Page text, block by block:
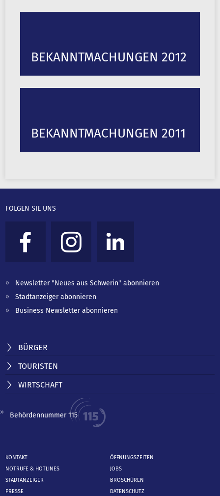
BEKANNTMACHUNGEN 2012
BEKANNTMACHUNGEN 2011
FOLGEN SIE UNS
Newsletter "Neues aus Schwerin" abonnieren
Stadtanzeiger abonnieren
Business Newsletter abonnieren
BÜRGER
TOURISTEN
WIRTSCHAFT
Behördennummer 115
KONTAKT
ÖFFNUNGSZEITEN
NOTRUFE & HOTLINES
JOBS
STADTANZEIGER
BROSCHÜREN
PRESSE
DATENSCHUTZ